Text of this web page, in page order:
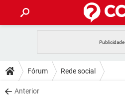
CELULAR
OUTLOOK
DICAS
JOGOS
DOWNLOADS
Fórum Rede social
Anterior